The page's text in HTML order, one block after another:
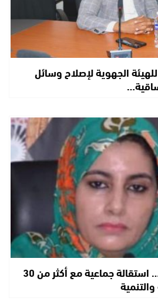
الجهوية لإصلاح وسائل
زلزال سياسي بالعيون… استقالة جماعية مع أكثر من 30